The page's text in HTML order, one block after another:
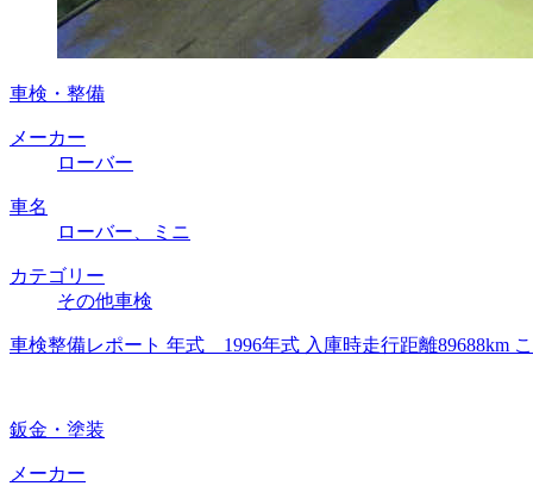
車検・整備
メーカー
ローバー
車名
ローバー、ミニ
カテゴリー
その他車検
車検整備レポート 年式 1996年式 入庫時走行距離89688km
鈑金・塗装
メーカー